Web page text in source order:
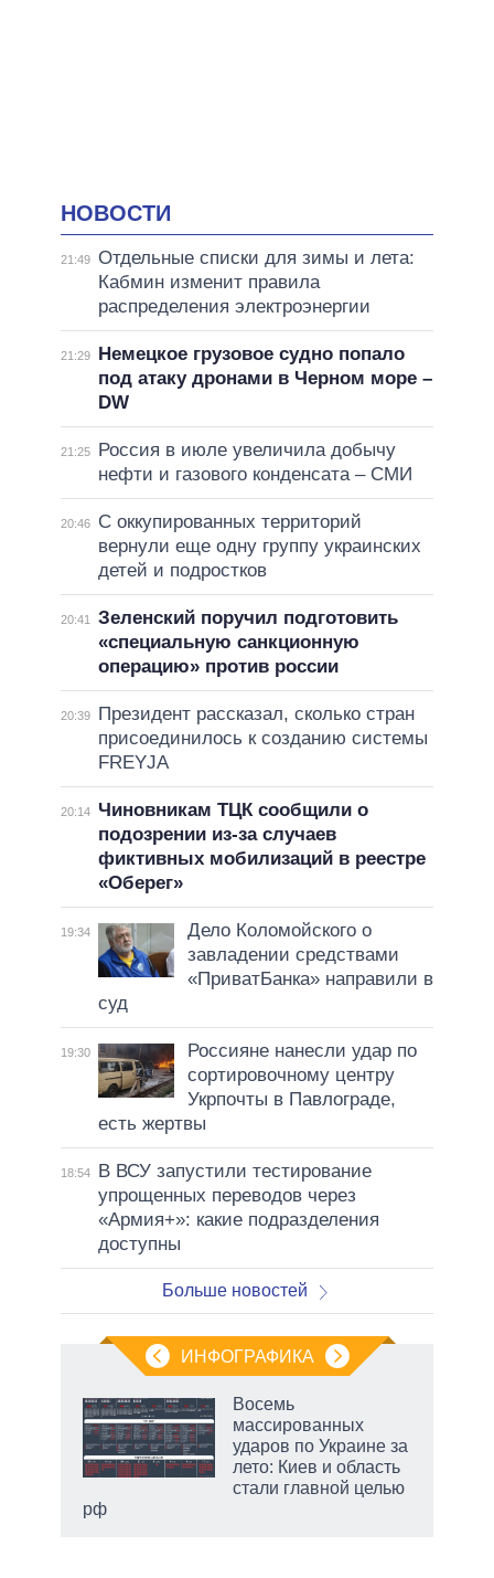
НОВОСТИ
21:49 Отдельные списки для зимы и лета:
Кабмин изменит правила
распределения электроэнергии
21:29
Немецкое грузовое судно попало
под атаку дронами в Черном море –
DW
21:25
Россия в июле увеличила добычу
нефти и газового конденсата – СМИ
20:46
С оккупированных территорий
вернули еще одну группу украинских
детей и подростков
20:41
Зеленский поручил подготовить
«специальную санкционную
операцию» против россии
20:39
Президент рассказал, сколько стран
присоединилось к созданию системы
FREYJA
20:14
Чиновникам ТЦК сообщили о
подозрении из-за случаев
фиктивных мобилизаций в реестре
«Оберег»
19:34
Дело Коломойского о
завладении средствами
«ПриватБанка» направили в
суд
19:30
Россияне нанесли удар по
сортировочному центру
Укрпочты в Павлограде,
есть жертвы
18:54
В ВСУ запустили тестирование
упрощенных переводов через
«Армия+»: какие подразделения
доступны
Больше новостей
ИНФОГРАФИКА
Восемь
массированных
ударов по Украине за
лето: Киев и область
стали главной целью
рф